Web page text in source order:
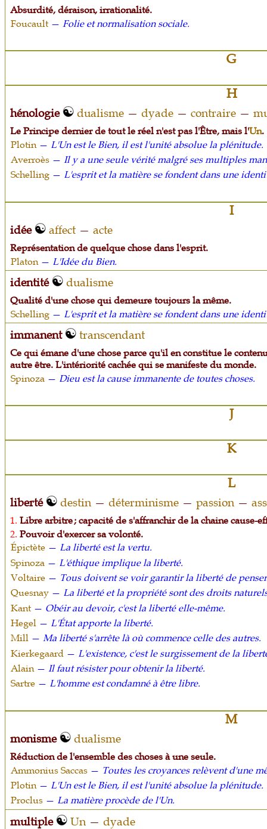
Absurdité, déraison, irrationalité.
Foucault— Folie et normalisation sociale.
G
H
hénologie dualisme — dyade — contraire —
Le Principe dernier de tout le réel n'est pas l'Être, mais l'Un.
Plotin— L'Un est le Bien, il est l'unité absolue la plénitude.
Averroès— Il y a une seule vérité malgré ses multiples
Schelling— L'esprit et la matière se fondent dans une
I
idée affect — acte
Représentation de quelque chose dans l'esprit.
Platon— L'Idée du Bien.
identité dualisme
Qualité d'une chose qui demeure toujours la même.
Schelling— L'esprit et la matière se fondent dans une
immanent transcendant
Ce qui émane d'une chose parce qu'il en constitue le
autre être. L'intériorité cachée qui se manifeste du monde.
Spinoza — Dieu est la cause immanente de toutes choses.
J
K
L
liberté destin — déterminisme — passion —
1. Libre arbitre ; capacité de s'affranchir de la chaine cause-
2. Pouvoir d'exercer sa volonté.
Épictète— La liberté est la vertu.
Spinoza — L'éthique implique la liberté.
Voltaire— Tous doivent se voir garantir la liberté de
Quesnay— La liberté et la propriété sont des droits
Kant— Obéir au devoir, c'est la liberté elle-même.
Hegel — L'État apporte la liberté.
Mill— Ma liberté s'arrête là où commence celle des autres.
Kierkegaard — L'existence, c'est le surgissement de la
Alain— Il faut résister pour obtenir la liberté.
Sartre— L'homme est condamné à être libre.
M
monisme dualisme
Réduction de l'ensemble des choses à une seule.
Ammonius Saccas— Toutes les croyances relèvent d'une
Plotin— L'Un est le Bien, il est l'unité absolue la plénitude.
Proclus— La matière procède de l'Un.
multiple Un — dyade